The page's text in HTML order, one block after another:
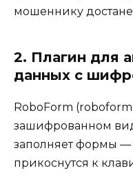
мошеннику
2. Плагин для
данных с
RoboForm
зашифрованном
заполняет формы
прикоснутся к